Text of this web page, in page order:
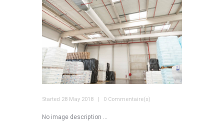
Started 28 May 2018 0 Commentaire(s)
No image description ...